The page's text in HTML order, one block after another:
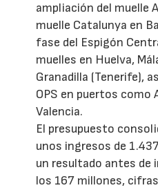
ampliación del muelle
muelle Catalunya en
fase del Espigón
muelles en Huelva,
Granadilla (Tenerife),
OPS en puertos como
Valencia.
El presupuesto
unos ingresos de
un resultado antes de
los 167 millones,